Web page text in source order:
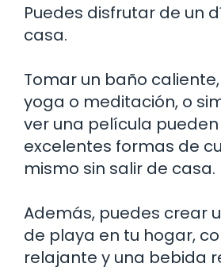
Puedes disfrutar de un
casa.
Tomar un baño
yoga o meditación, o
ver una película
excelentes formas de
mismo sin salir de casa.
Además, puedes crear
de playa en tu hogar,
relajante y una bebida